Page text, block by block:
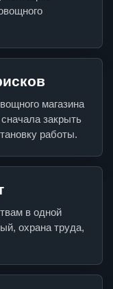
магазина
закрыть
работы.
в одной
охрана труда,